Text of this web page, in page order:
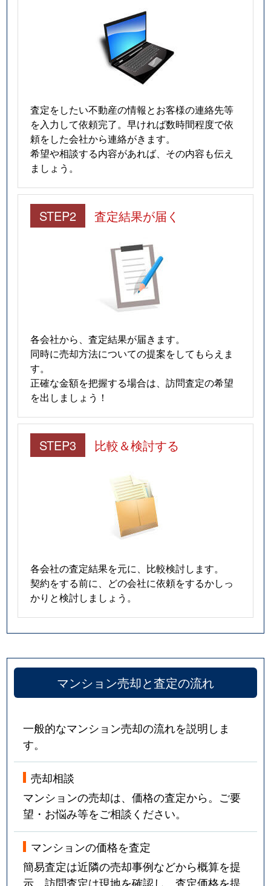
査定をしたい不動産の情報とお客様の連絡先等
を入力して依頼完了。早ければ数時間程度で依
頼をした会社から連絡がきます。
希望や相談する内容があれば、その内容も伝え
ましょう。
STEP2 査定結果が届く
各会社から、査定結果が届きます。
同時に売却方法についての提案をしてもらえま
す。
正確な金額を把握する場合は、訪問査定の希望
を出しましょう！
STEP3 比較＆検討する
各会社の査定結果を元に、比較検討します。
契約をする前に、どの会社に依頼をするかしっ
かりと検討しましょう。
マンション売却と査定の流れ
一般的なマンション売却の流れを説明しま
す。
売却相談
マンションの売却は、価格の査定から。ご要
望・お悩み等をご相談ください。
マンションの価格を査定
簡易査定は近隣の売却事例などから概算を提
示。訪問査定は現地を確認し、査定価格を提